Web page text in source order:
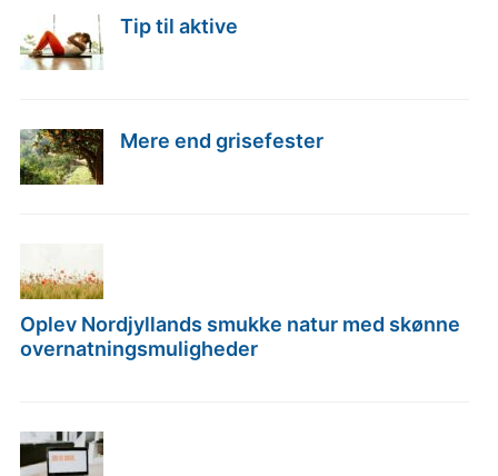
Tip til aktive
Mere end grisefester
Oplev Nordjyllands smukke natur med skønne
overnatningsmuligheder